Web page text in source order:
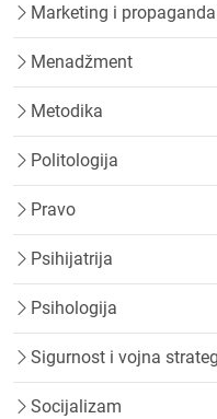
Marketing i propaganda
Menadžment
Metodika
Politologija
Pravo
Psihijatrija
Psihologija
Sigurnost i vojna
Socijalizam